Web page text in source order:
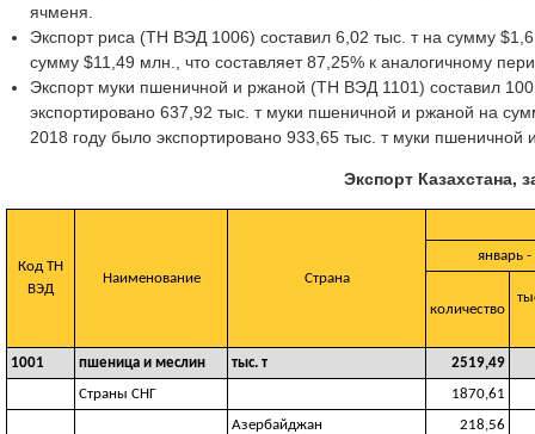
ячменя.
Экспорт риса (ТН ВЭД 1006) составил 6,02 тыс. т на сумму
сумму $11,49 млн., что составляет 87,25% к аналогичному
Экспорт муки пшеничной и ржаной (ТН ВЭД 1101) составил
экспортировано 637,92 тыс. т муки пшеничной и ржаной на
2018 году было экспортировано 933,65 тыс. т муки пшеничной
Экспорт Казахстана,
Код ТН
ВЭД
Наименование Страна
январь
количество
1001 пшеница и меслин тыс. т
2519,49
Страны СНГ
1870,61
Азербайджан
218,56